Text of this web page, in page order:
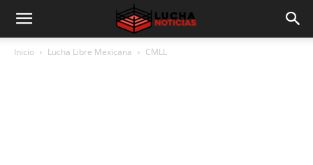
Inicio Lucha Libre Mexicana CMLL